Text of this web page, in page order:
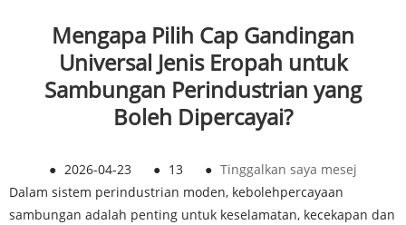
Mengapa Pilih Cap Gandingan
Universal Jenis Eropah untuk
Sambungan Perindustrian yang
Boleh Dipercayai?
● 2026-04-23 ● 13 ● Tinggalkan saya mesej
Dalam sistem perindustrian moden, kebolehpercayaan
sambungan adalah penting untuk keselamatan, kecekapan dan